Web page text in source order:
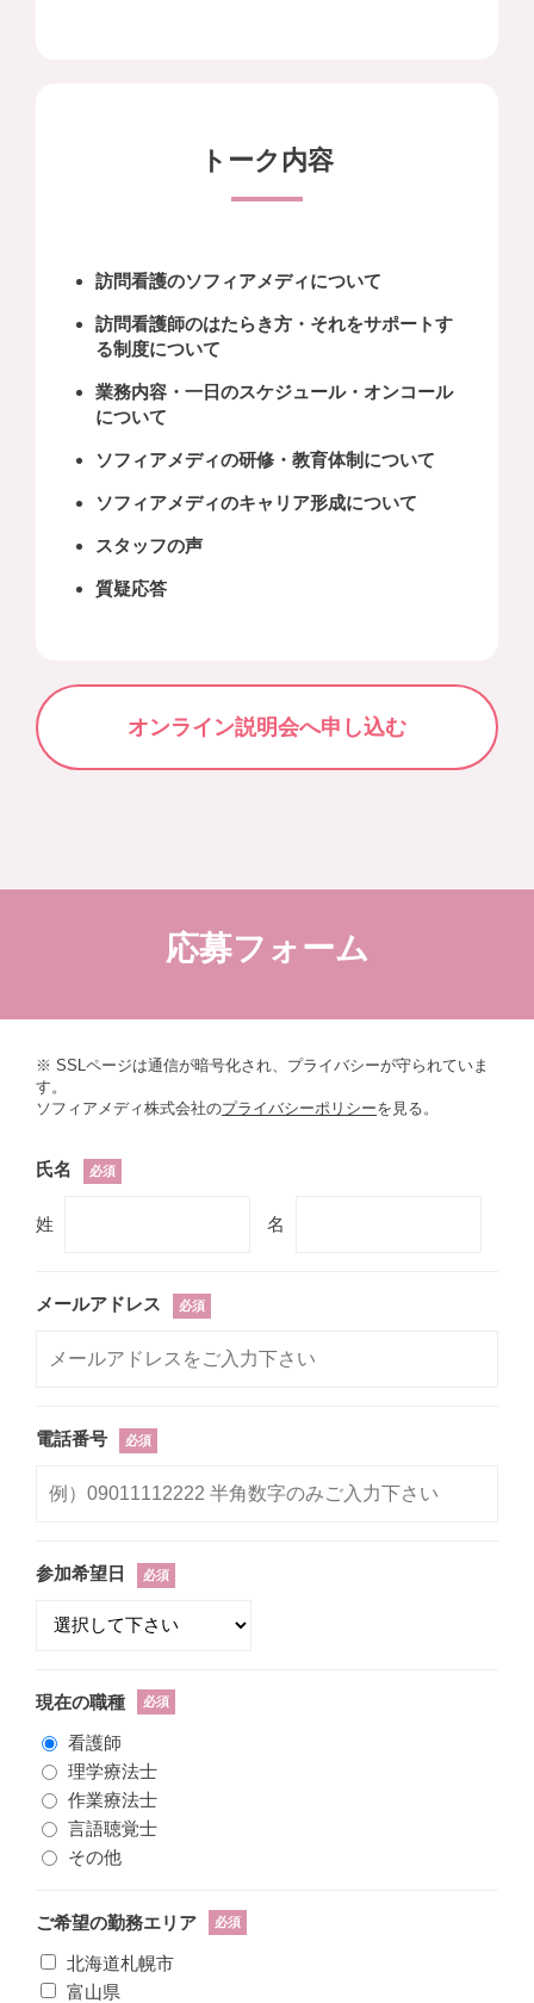
トーク内容
訪問看護のソフィアメディについて
訪問看護師のはたらき方・それをサポートす
る制度について
業務内容・一日のスケジュール・オンコール
について
ソフィアメディの研修・教育体制について
ソフィアメディのキャリア形成について
スタッフの声
質疑応答
オンライン説明会へ申し込む
応募フォーム
※ SSLページは通信が暗号化され、プライバシーが守られていま
す。
ソフィアメディ株式会社のプライバシーポリシーを見る。
氏名 必須
姓 名
メールアドレス 必須
電話番号 必須
参加希望日 必須
現在の職種 必須
看護師
理学療法士
作業療法士
言語聴覚士
その他
ご希望の勤務エリア 必須
北海道札幌市
富山県